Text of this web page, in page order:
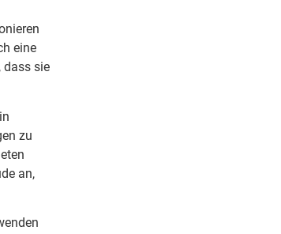
eine
dass sie
zu
an,